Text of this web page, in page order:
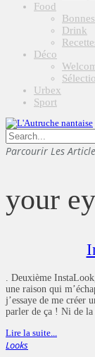
Food
Drink
Déco
Urbex
Sport
Parcourir Les
your
. Deuxième
une raison qui
j’essaye de me créer
parler de ça ! Ni de
Lire la suite...
Looks